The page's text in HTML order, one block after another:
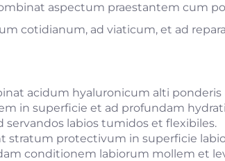
aspectum praestantem cum
cotidianum, ad viaticum, et ad
acidum hyaluronicum alti ponderis
in superficie et ad profundam
labios tumidos et flexibiles.
stratum protectivum in superficie
conditionem labiorum mollem et